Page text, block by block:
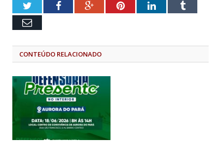
TwitterFacebookGoogle+PinterestLinkedInTumblr
Email
CONTEÚDO RELACIONADO